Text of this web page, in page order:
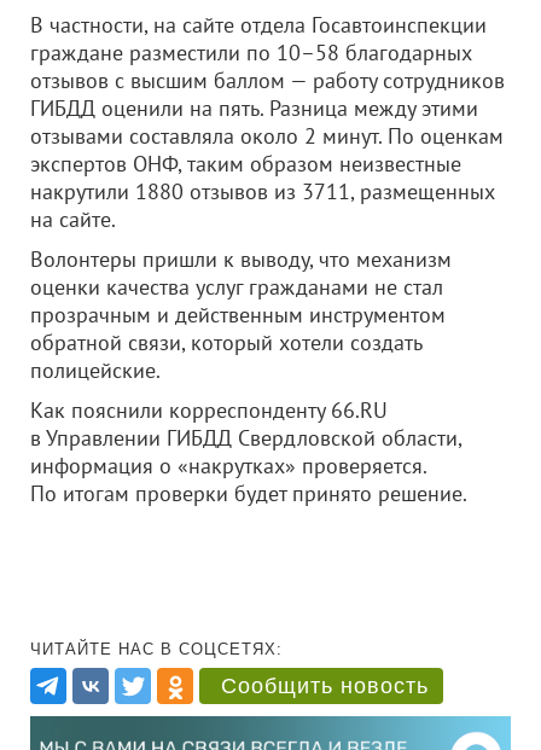
В частности, на сайте отдела Госавтоинспекции
граждане разместили по 10–58 благодарных
отзывов с высшим баллом — работу сотрудников
ГИБДД оценили на пять. Разница между этими
отзывами составляла около 2 минут. По оценкам
экспертов ОНФ, таким образом неизвестные
накрутили 1880 отзывов из 3711, размещенных
на сайте.
Волонтеры пришли к выводу, что механизм
оценки качества услуг гражданами не стал
прозрачным и действенным инструментом
обратной связи, который хотели создать
полицейские.
Как пояснили корреспонденту 66.RU
в Управлении ГИБДД Свердловской области,
информация о «накрутках» проверяется.
По итогам проверки будет принято решение.
ЧИТАЙТЕ НАС В СОЦСЕТЯХ:
Сообщить новость